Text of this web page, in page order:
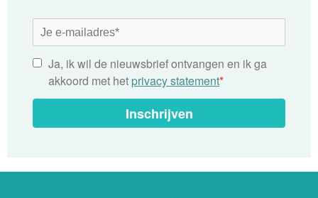
Ja, ik wil de nieuwsbrief ontvangen en ik ga
akkoord met het privacy statement*
Inschrijven